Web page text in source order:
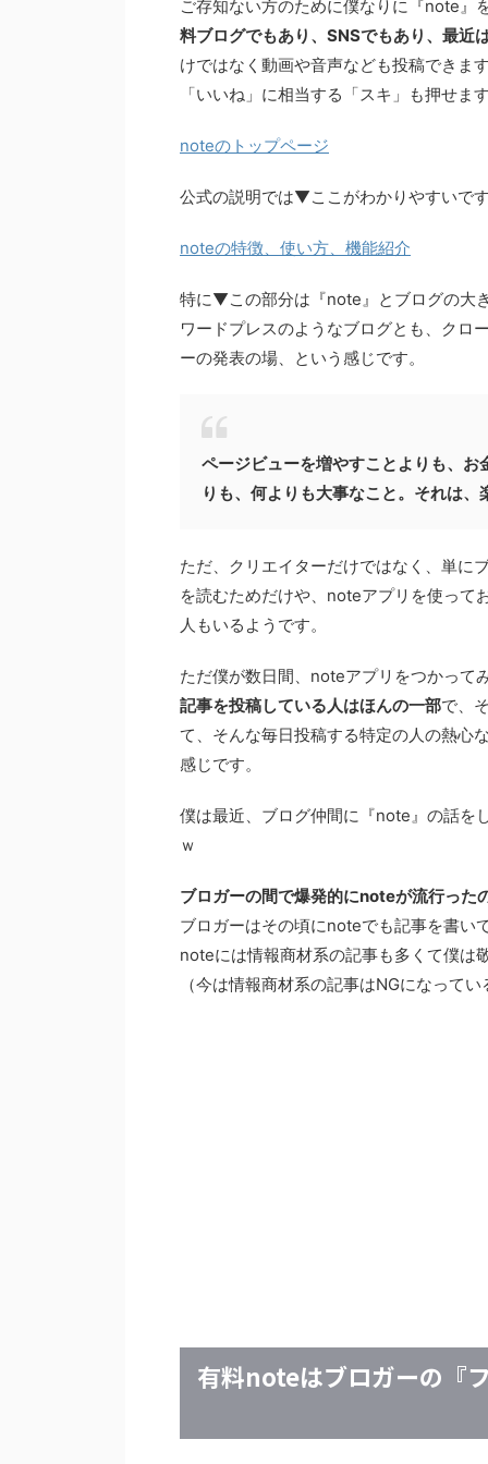
ご存知ない方のために僕なりに『note』
料ブログでもあり、SNSでもあり、最近
けではなく動画や音声なども投稿できま
「いいね」に相当する「スキ」も押せま
noteのトップページ
公式の説明では▼ここがわかりやすいで
noteの特徴、使い方、機能紹介
特に▼この部分は『note』とブログの大
ワードプレスのようなブログとも、クロ
ーの発表の場、という感じです。
ページビューを増やすことよりも、
りも、何よりも大事なこと。それは
ただ、クリエイターだけではなく、単に
を読むためだけや、noteアプリを使って
人もいるようです。
ただ僕が数日間、noteアプリをつかって
記事を投稿している人はほんの一部で、
て、そんな毎日投稿する特定の人の熱心
感じです。
僕は最近、ブログ仲間に『note』の話を
ｗ
ブロガーの間で爆発的にnoteが流行っ
ブロガーはその頃にnoteでも記事を書い
noteには情報商材系の記事も多くて僕は
（今は情報商材系の記事はNGになって
有料noteはブロガーの『